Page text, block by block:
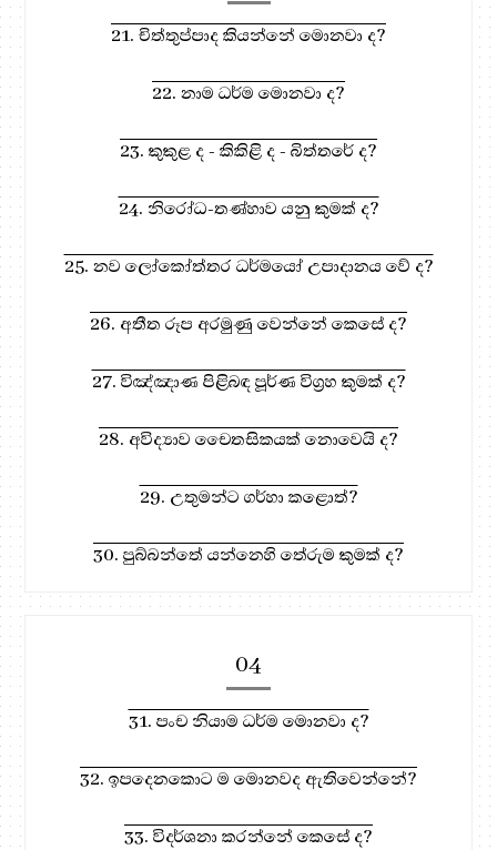
21. චිත්තුප්පාද කියන්නේ මොනවා ද?
22. නාම ධර්ම මොනවා ද?
23. කුකුළ ද - කිකිළි ද - බිත්තරේ ද?
24. නිරෝධ-තණ්හාව යනු කුමක් ද?
25. නව ලෝකෝත්තර ධර්මයෝ උපාදානය වේ ද?
26. අතීත රූප අරමුණු වෙන්නේ කෙසේ ද?
27. විඤ්ඤාණ පිළිබඳ පූර්ණ විග්‍රහ කුමක් ද?
28. අවිද්‍යාව චෛතසිකයක් නොවෙයි ද?
29. උතුමන්ට ගර්හා කළොත්?
30. පුබ්බන්තේ යන්නෙහි තේරුම කුමක් ද?
04
31. පංච නියාම ධර්ම මොනවා ද?
32. ඉපදෙනකොට ම මොනවද ඇතිවෙන්නේ?
33. විදර්ශනා කරන්නේ කෙසේ ද?